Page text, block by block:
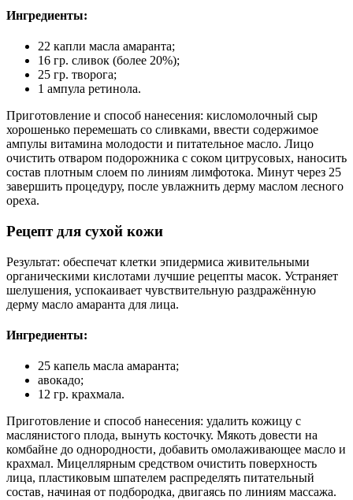
Ингредиенты:
22 капли масла амаранта;
16 гр. сливок (более 20%);
25 гр. творога;
1 ампула ретинола.
Приготовление и способ нанесения: кисломолочный сыр
хорошенько перемешать со сливками, ввести содержимое
ампулы витамина молодости и питательное масло. Лицо
очистить отваром подорожника с соком цитрусовых, наносить
состав плотным слоем по линиям лимфотока. Минут через 25
завершить процедуру, после увлажнить дерму маслом лесного
ореха.
Рецепт для сухой кожи
Результат: обеспечат клетки эпидермиса живительными
органическими кислотами лучшие рецепты масок. Устраняет
шелушения, успокаивает чувствительную раздражённую
дерму масло амаранта для лица.
Ингредиенты:
25 капель масла амаранта;
авокадо;
12 гр. крахмала.
Приготовление и способ нанесения: удалить кожицу с
маслянистого плода, вынуть косточку. Мякоть довести на
комбайне до однородности, добавить омолаживающее масло и
крахмал. Мицеллярным средством очистить поверхность
лица, пластиковым шпателем распределять питательный
состав, начиная от подбородка, двигаясь по линиям массажа.